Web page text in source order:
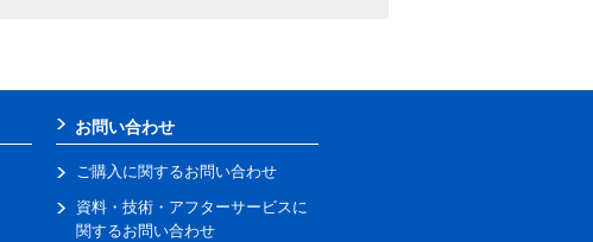
お問い合わせ
ご購入に関するお問い合わせ
資料・技術・アフターサービスに
関するお問い合わせ